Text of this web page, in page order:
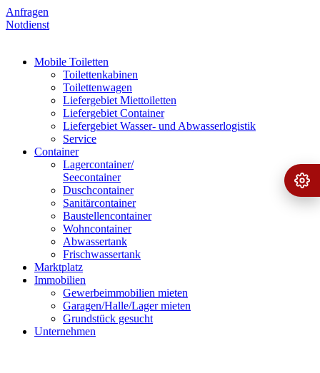
Anfragen
Notdienst
Mobile Toiletten
Toilettenkabinen
Toilettenwagen
Liefergebiet Miettoiletten
Liefergebiet Container
Liefergebiet Wasser- und Abwasserlogistik
Service
Container
Lagercontainer/
Seecontainer
Duschcontainer
Sanitärcontainer
Baustellencontainer
Wohncontainer
Abwassertank
Frischwassertank
Marktplatz
Immobilien
Gewerbeimmobilien mieten
Garagen/Halle/Lager mieten
Grundstück gesucht
Unternehmen
›